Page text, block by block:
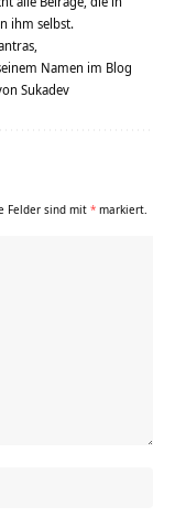
ihm selbst.
Namen im Blog
Sukadev
Felder sind mit * markiert.